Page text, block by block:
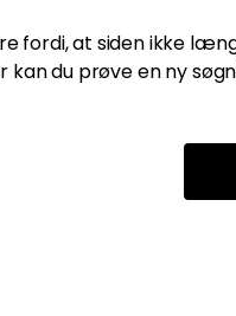
fordi, at siden ikke
kan du prøve en ny